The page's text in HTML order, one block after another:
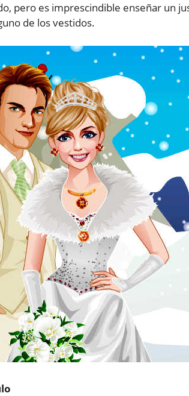
pero es imprescindible enseñar un
de los vestidos.